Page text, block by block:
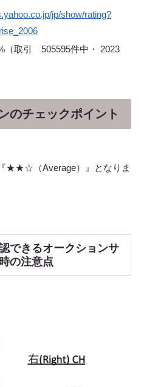
jp/show/rating?
（取引 505595件中・ 2023
のチェックポイント
★★☆（Average）』となりま
できるオークションサ
の注意点